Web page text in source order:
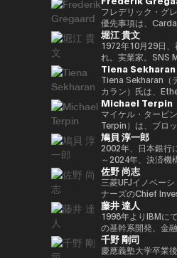
衆院選で94,530票
選 令和6(2024)年
で89,899票を得て6
2025.05.01 現在
~2005年8月 大蔵省
在職 1997年7月
省出向(中近東第一
~2001年6月 金融庁
視委員会 2001年7
国税庁 大阪国税局
年7月~2005年6月
命担当大臣秘書専
月~2005年8月 財
デジタル社会推進
のPLAYERS」「成
れちゃいけない話
「書く気がおきない
最も著名かつ影響
一人として Forbes
りました。 また、
Under 30（コンシ
クノロジー部門）
されるなど、国際
受けています。
は、Blue Origin の
ョン に搭乗し、世
宇宙飛行士として
した。 その関心分
ロジー、投資、アー
動、ゲーム、そし
びます。
たことが特徴で、
ートコントラクト
ています。現在は
Global（IOG）の
ルダノの技術開発
す。
ェーンおよびゲー
ー企業であり、世
やインターネット
ル上の財産権を提
命としています。
たな資産クラス、
経済、そしてオー
スの構築に寄与す
デジタルの枠組み
ています。 Yat氏
Atari Germanyで
ートさせました。
港に移り、アジア
ページおよび無料
提供企業である
Cybercity/
ました。1998年に
応のホワイトラベ
スの先駆者として
Outblazeを設立し
年にはOutblazeの
グ事業をIBMに売
化や変換、質量へ
フに作品を展開。
大学准教授、2025
覧会（大阪・関西
業プロデューサー
への憧憬（amana
NFT作品「Re-
Waves(foundation
ど。2016年
誉賞 、EUより
賞、
受賞。Apollo
UNDER 40 ART
Asia Digital Art
文化庁メディア芸
審査委員会推薦作
フレデリック・グ
優先事項は、
Foundation におけ
推進し、各ミッシ
び実行を主導すると
Cardano を活用し
公平な成長を実現
な価値創出を可能に
す。 同財団に参画
スイスおよびスカ
において17年以上
ロフェッショナル
金融業界に従事し
ジタル資産運用、
ンキング、トレー
フラストラクチャ
てきました。
堀江 貴文
1972年10月29日、
れ。実業家。SNS
Consulting株式会
ー。 現在はロケッ
プリのプロデュー
療普及協会として
する等 様々な分野
会員制オンライン
文イノベーション大
（HIU）』では、
とともに多彩なプ
開している。
http://
書 『金を使うなら
え。』『ＣｈａｔＧ
未来のない仕事を
『２０３５ １０
ン ホリエモンの未
など
Tiena Sekharan
Tiena Sekharan（
カラン）氏は、
Foundationのアジ
（APAC）地域にお
Institutionsを務め
タープライズ分野
通じてEthereumエ
発展をリードして
リアは伝統的な金
ートし、Lehman
BNP Paribas、
要職を歴任しまし
Foundation参画前
JPMorganのブロ
門であるKinexysに
CoinやTokenized
Michael Terpin
マイケル・ターピ
Terpin）は、ブロ
野の投資およびア
社 Transform
兼CEOであり、ま
Genesis Partners,
最高投資責任者（
いる。同ファンド
ン専業としては世
ズム型暗号資産ヘ
あり、各サイクル
コインを売却し、
を買い戻すという
鳩貝 淳一郎
2002年、日本銀行
～2024年、決済機
ックグループ長。
年、FinTech副セン
タル通貨検証グル
年7月より出向し、
4月より東京大学大
究科CARF招聘研究
『ビットコインと
ン：暗号通貨を支
佐野 尚志
三菱UFJイノベー
ナーズのChief
Officerとして、
ファンドにおいて
を中心にスタート
業開発の責任者を担
画以前は独立系
藤井 達人
1998年よりIBMに
の基幹系開発、金
サル業務に従事。
てMUFGのイノベー
千野 剛司
慶應義塾大学卒業